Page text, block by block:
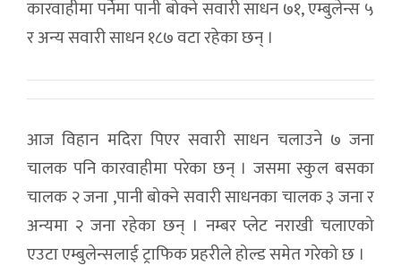
कारवाहीमा पर्नेमा पानी बोक्ने सवारी साधन ७१, एम्बुलेन्स ५
र अन्य सवारी साधन १८७ वटा रहेका छन् ।
आज विहान मदिरा पिएर सवारी साधन चलाउने ७ जना
चालक पनि कारवाहीमा परेका छन् । जसमा स्कुल बसका
चालक २ जना ,पानी बोक्ने सवारी साधनका चालक ३ जना र
अन्यमा २ जना रहेका छन् । नम्बर प्लेट नराखी चलाएको
एउटा एम्बुलेन्सलाई ट्राफिक प्रहरीले होल्ड समेत गरेको छ ।